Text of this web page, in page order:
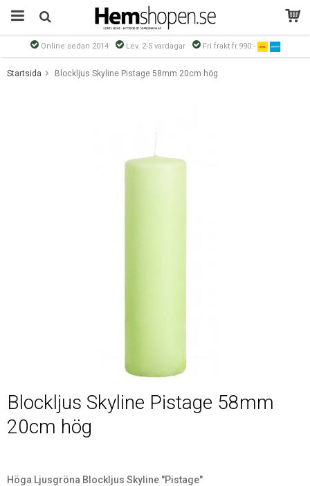
Online sedan 2014 Lev. 2-5 vardagar Fri frakt fr.990:-
Startsida Blockljus Skyline Pistage 58mm 20cm hög
Blockljus Skyline Pistage 58mm
20cm hög
Höga Ljusgröna Blockljus Skyline "Pistage"